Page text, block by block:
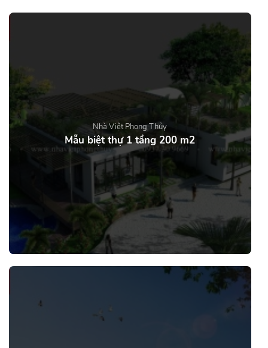
Nhà Việt Phong Thủy
Mẫu biệt thự 1 tầng 200 m2